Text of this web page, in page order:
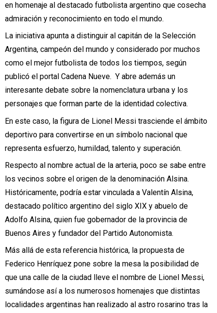
en homenaje al destacado futbolista argentino que cosecha
admiración y reconocimiento en todo el mundo.
La iniciativa apunta a distinguir al capitán de la Selección
Argentina, campeón del mundo y considerado por muchos
como el mejor futbolista de todos los tiempos, según
publicó el portal Cadena Nueve. Y abre además un
interesante debate sobre la nomenclatura urbana y los
personajes que forman parte de la identidad colectiva.
En este caso, la figura de Lionel Messi trasciende el ámbito
deportivo para convertirse en un símbolo nacional que
representa esfuerzo, humildad, talento y superación.
Respecto al nombre actual de la arteria, poco se sabe entre
los vecinos sobre el origen de la denominación Alsina.
Históricamente, podría estar vinculada a Valentín Alsina,
destacado político argentino del siglo XIX y abuelo de
Adolfo Alsina, quien fue gobernador de la provincia de
Buenos Aires y fundador del Partido Autonomista.
Más allá de esta referencia histórica, la propuesta de
Federico Henríquez pone sobre la mesa la posibilidad de
que una calle de la ciudad lleve el nombre de Lionel Messi,
sumándose así a los numerosos homenajes que distintas
localidades argentinas han realizado al astro rosarino tras la